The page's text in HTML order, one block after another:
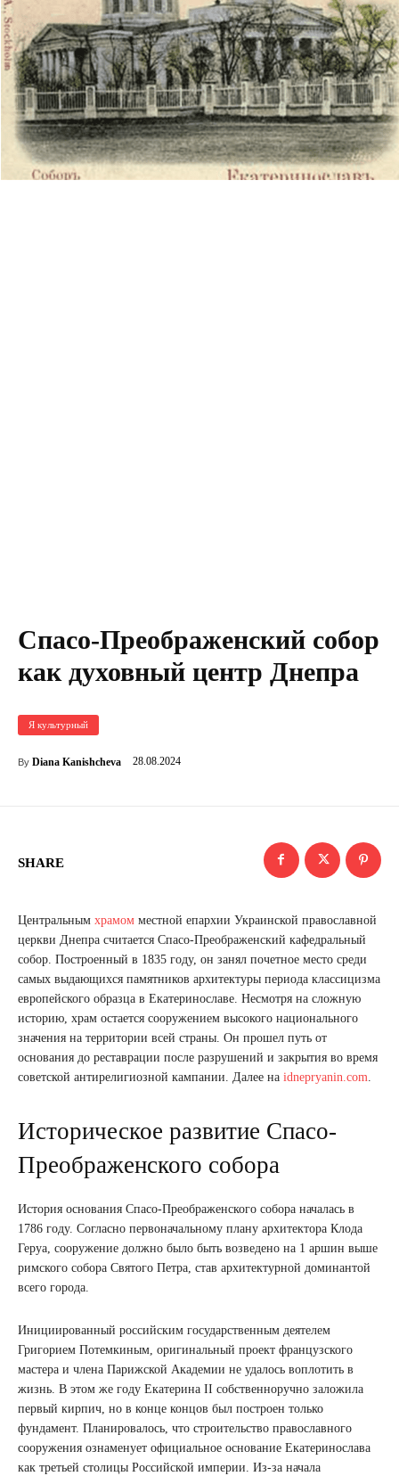
Спасо-Преображенский собор
как духовный центр Днепра
Я культурный
By Diana Kanishcheva 28.08.2024
SHARE
Центральным храмом местной епархии Украинской православной
церкви Днепра считается Спасо-Преображенский кафедральный
собор. Построенный в 1835 году, он занял почетное место среди
самых выдающихся памятников архитектуры периода классицизма
европейского образца в Екатеринославе. Несмотря на сложную
историю, храм остается сооружением высокого национального
значения на территории всей страны. Он прошел путь от
основания до реставрации после разрушений и закрытия во время
советской антирелигиозной кампании. Далее на idnepryanin.com
Историческое развитие Спасо-
Преображенского собора
История основания Спасо-Преображенского собора началась в
1786 году. Согласно первоначальному плану архитектора Клода
Геруа, сооружение должно было быть возведено на 1 аршин выше
римского собора Святого Петра, став архитектурной доминантой
всего города.
Инициированный российским государственным деятелем
Григорием Потемкиным, оригинальный проект французского
мастера и члена Парижской Академии не удалось воплотить в
жизнь. В этом же году Екатерина II собственноручно заложила
первый кирпич, но в конце концов был построен только
фундамент. Планировалось, что строительство православного
сооружения ознаменует официальное основание Екатеринослава
как третьей столицы Российской империи. Из-за начала